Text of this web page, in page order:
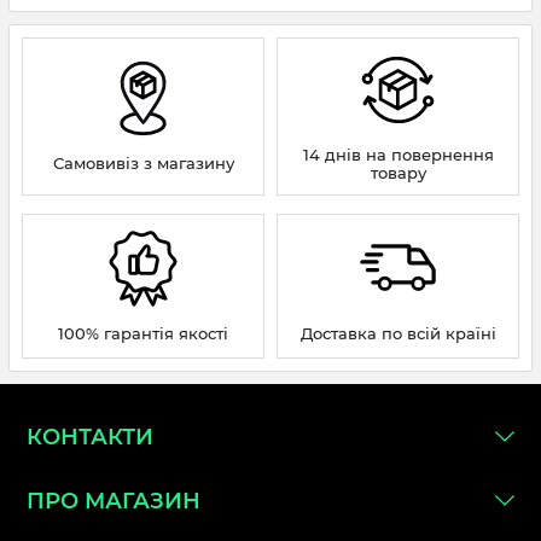
Самовивіз з магазину
14 днів на повернення
товару
100% гарантія якості Доставка по всій країні
КОНТАКТИ
ПРО МАГАЗИН